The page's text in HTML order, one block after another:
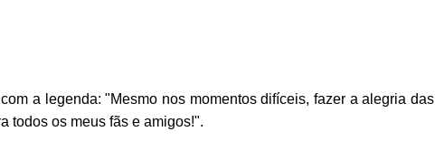
a legenda: "Mesmo nos momentos difíceis, fazer a alegria das
todos os meus fãs e amigos!".